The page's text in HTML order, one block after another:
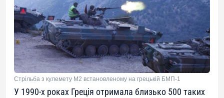
Стрільба з кулемету M2 встановленому на грецькій БМП-1
У 1990-х роках Греція отримала близько 500 таких